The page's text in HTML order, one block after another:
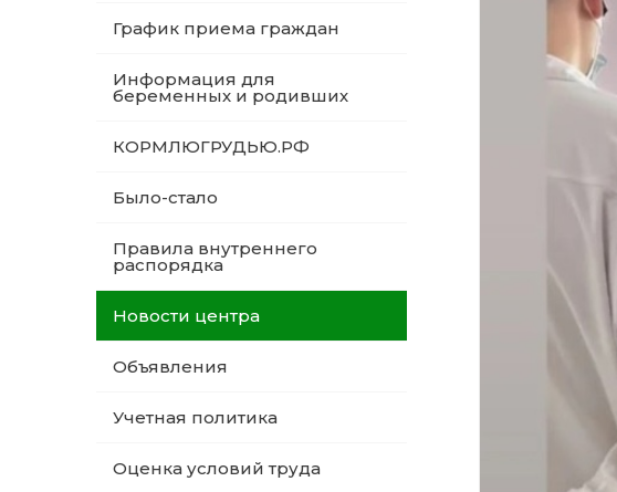
График приема граждан
Информация для
беременных и родивших
КОРМЛЮГРУДЬЮ.РФ
Было-стало
Правила внутреннего
распорядка
Новости центра
Объявления
Учетная политика
Оценка условий труда